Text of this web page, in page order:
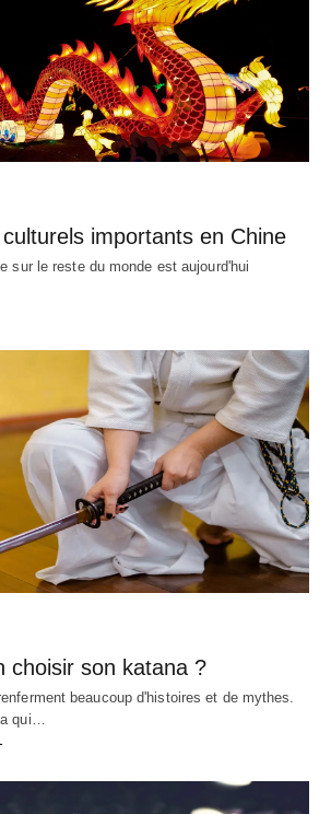
importants en Chine
sur le reste du monde est aujourd'hui
choisir son katana ?
beaucoup d'histoires et de mythes.
qui…